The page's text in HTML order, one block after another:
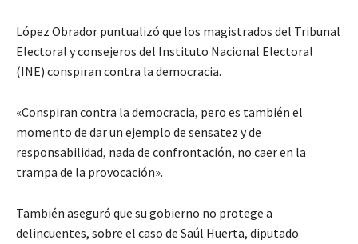
López Obrador puntualizó que los magistrados del Tribunal
Electoral y consejeros del Instituto Nacional Electoral
(INE) conspiran contra la democracia.
«Conspiran contra la democracia, pero es también el
momento de dar un ejemplo de sensatez y de
responsabilidad, nada de confrontación, no caer en la
trampa de la provocación».
También aseguró que su gobierno no protege a
delincuentes, sobre el caso de Saúl Huerta, diputado